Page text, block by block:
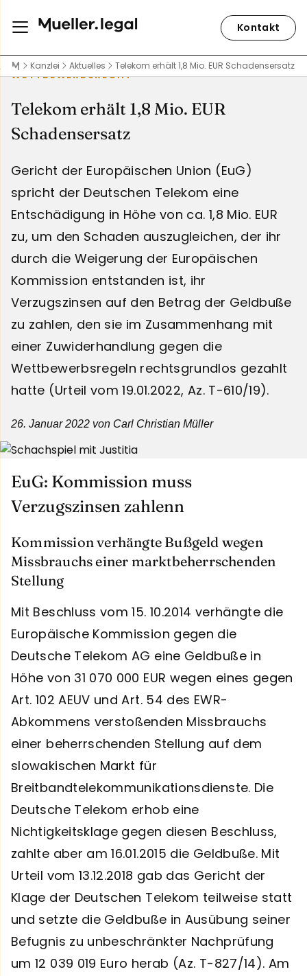
Kontakt
Kanzlei Aktuelles Telekom erhält 1,8 Mio. EUR Schadensersatz
WETTBEWERBSRECHT
Telekom erhält 1,8 Mio. EUR
Schadensersatz
Gericht der Europäischen Union (EuG)
spricht der Deutschen Telekom eine
Entschädigung in Höhe von ca. 1,8 Mio. EUR
zu, um den Schaden auszugleichen, der ihr
durch die Weigerung der Europäischen
Kommission entstanden ist, ihr
Verzugszinsen auf den Betrag der Geldbuße
zu zahlen, den sie im Zusammenhang mit
einer Zuwiderhandlung gegen die
Wettbewerbsregeln rechtsgrundlos gezahlt
hatte (Urteil vom 19.01.2022, Az. T-610/19).
26. Januar 2022 von Carl Christian Müller
EuG: Kommission muss
Verzugszinsen zahlenn
Kommission verhängte Bußgeld wegen
Missbrauchs einer marktbeherrschenden
Stellung
Mit Beschluss vom 15. 10.2014 verhängte die
Europäische Kommission gegen die
Deutsche Telekom AG eine Geldbuße in
Höhe von 31 070 000 EUR wegen eines gegen
Art. 102 AEUV und Art. 54 des EWR-
Abkommens verstoßenden Missbrauchs
einer beherrschenden Stellung auf dem
slowakischen Markt für
Breitbandtelekommunikationsdienste. Die
Deutsche Telekom erhob eine
Nichtigkeitsklage gegen diesen Beschluss,
zahlte aber am 16.01.2015 die Geldbuße. Mit
Urteil vom 13.12.2018 gab das Gericht der
Klage der Deutschen Telekom teilweise statt
und setzte die Geldbuße in Ausübung seiner
Befugnis zu unbeschränkter Nachprüfung
um 12 039 019 Euro herab (Az. T-827/14). Am